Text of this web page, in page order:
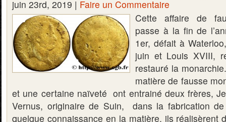
juin 23rd, 2019 | Faire un Commentaire
Cette affaire de
passe à la fin de
1er, défait à
juin et Louis XVIII,
restauré la
matière de fausse
et une certaine naïveté ont entrainé deux frères,
Vernus, originaire de Suin, dans la fabrication de
quelque connaissance en la matière, ils réalisèrent